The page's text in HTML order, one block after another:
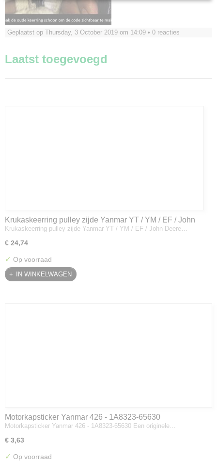
Geplaatst op Thursday, 3 October 2019 om 14:09 • 0 reacties
Laatst toegevoegd
Krukaskeerring pulley zijde Yanmar YT / YM / EF / John
Deere - 119934-01800
Krukaskeerring pulley zijde Yanmar YT / YM / EF / John Deere…
€ 24,74
✓ Op voorraad
IN WINKELWAGEN
Motorkapsticker Yanmar 426 - 1A8323-65630
Motorkapsticker Yanmar 426 - 1A8323-65630 Een originele…
€ 3,63
✓ Op voorraad